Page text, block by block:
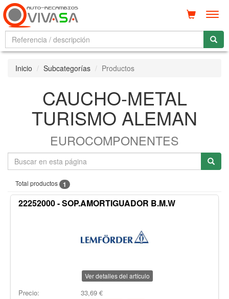
Inicio Subcategorías Productos
CAUCHO-METAL
TURISMO ALEMAN
EUROCOMPONENTES
Total productos 1
22252000 - SOP.AMORTIGUADOR B.M.W
Ver detalles del artículo
Precio: 33,69€